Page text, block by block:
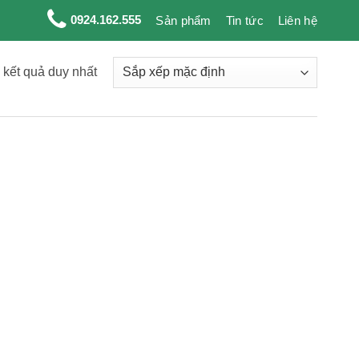
0924.162.555 Sản phẩm Tin tức Liên hệ
kết quả duy nhất